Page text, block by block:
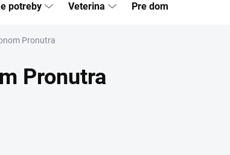
potreby Veterina Pre domácnosť
Pronutra
Pronutra